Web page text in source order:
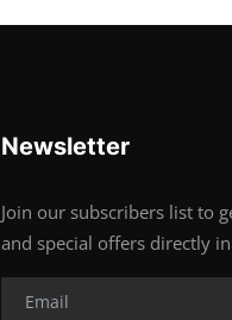
Newsletter
Join our subscribers list to
and special offers directly